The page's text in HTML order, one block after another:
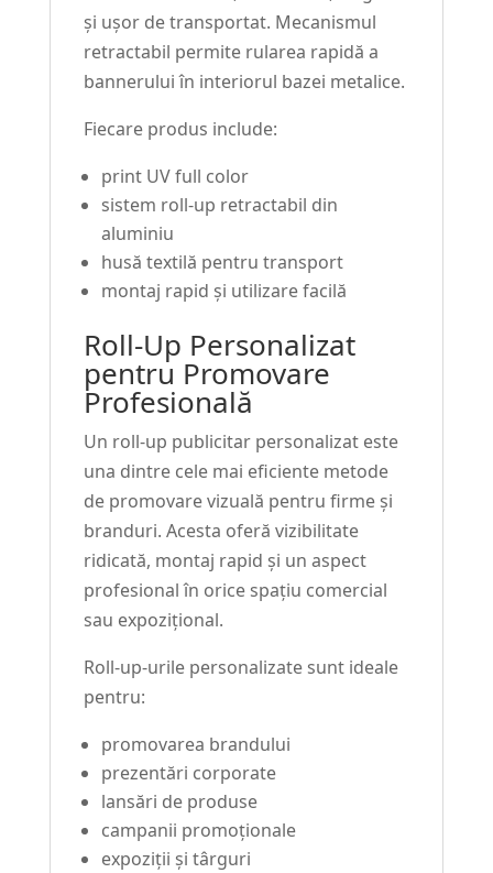
și ușor de transportat. Mecanismul
retractabil permite rularea rapidă a
bannerului în interiorul bazei metalice.
Fiecare produs include:
print UV full color
sistem roll-up retractabil din
aluminiu
husă textilă pentru transport
montaj rapid și utilizare facilă
Roll-Up Personalizat
pentru Promovare
Profesională
Un roll-up publicitar personalizat este
una dintre cele mai eficiente metode
de promovare vizuală pentru firme și
branduri. Acesta oferă vizibilitate
ridicată, montaj rapid și un aspect
profesional în orice spațiu comercial
sau expozițional.
Roll-up-urile personalizate sunt ideale
pentru:
promovarea brandului
prezentări corporate
lansări de produse
campanii promoționale
expoziții și târguri